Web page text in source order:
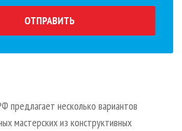
ОТПРАВИТЬ
предлагает несколько вариантов
мастерских из конструктивных